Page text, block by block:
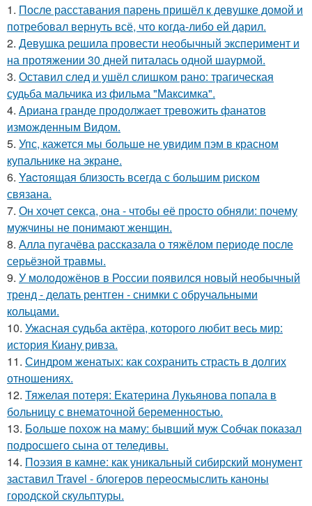
1. После расставания парень пришёл к девушке домой и
потребовал вернуть всё, что когда-либо ей дарил.
2. Девушка решила провести необычный эксперимент и
на протяжении 30 дней питалась одной шаурмой.
3. Оставил след и ушёл слишком рано: трагическая
судьба мальчика из фильма "Максимка".
4. Ариана гранде продолжает тревожить фанатов
изможденным Видом.
5. Упс, кажется мы больше не увидим пэм в красном
купальнике на экране.
6. Yacтоящая близость всегда с большим риском
связана.
7. Он хочет секса, она - чтобы её просто обняли: почему
мужчины не понимают женщин.
8. Алла пугачёва рассказала о тяжёлом периоде после
серьёзной травмы.
9. У молодожёнов в России появился новый необычный
тренд - делать рентген - снимки с обручальными
кольцами.
10. Ужасная судьба актёра, которого любит весь мир:
история Киану ривза.
11. Синдром женатых: как сохранить страсть в долгих
отношениях.
12. Тяжелая потеря: Екатерина Лукьянова попала в
больницу с внематочной беременностью.
13. Больше похож на маму: бывший муж Собчак показал
подросшего сына от теледивы.
14. Поэзия в камне: как уникальный сибирский монумент
заставил Travel - блогеров переосмыслить каноны
городской скульптуры.